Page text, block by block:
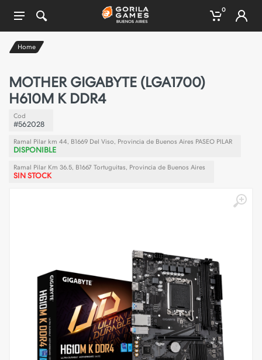
0
Home
MOTHER GIGABYTE (LGA1700)
H610M K DDR4
Cod
#562028
Ramal Pilar km 44, B1669 Del Viso, Provincia de Buenos Aires PASEO PILAR
DISPONIBLE
Ramal Pilar Km 36.5, B1667 Tortuguitas, Provincia de Buenos Aires
SIN STOCK